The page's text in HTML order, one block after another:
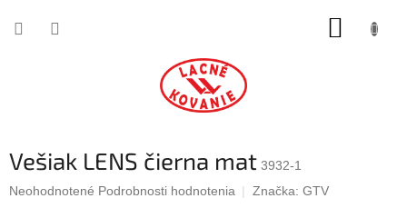
Vešiak LENS čierna mat 3932-1
Priemerné
Neohodnotené Podrobnosti hodnotenia Značka: GTV